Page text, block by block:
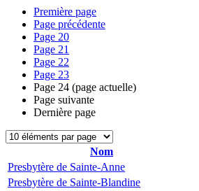
Première page
Page précédente
Page 20
Page 21
Page 22
Page 23
Page 24 (page actuelle)
Page suivante
Dernière page
Nom
Presbytère de Sainte-Anne
Presbytère de Sainte-Blandine